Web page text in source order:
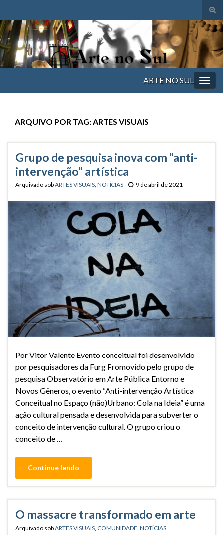
de
Search for:
ARTE NO SUL
ARQUIVO POR TAG:ARTES VISUAIS
Grupo de pesquisa inova com “anti-
intervenção” artística
Arquivado sobARTES VISUAIS NOTÍCIAS 9 de abril de 2021
Por Vitor Valente Evento conceitual foi desenvolvido
por pesquisadores da Furg Promovido pelo grupo de
pesquisa Observatório em Arte Pública Entorno e
Novos Gêneros, o evento “Anti-intervenção Artística
Conceitual no Espaço (não)Urbano: Cola na Ideia” é uma
ação cultural pensada e desenvolvida para subverter o
conceito de intervenção cultural. O grupo criou o
conceito de …
Continue lendo
O massacre transformado em arte
Arquivado sobARTES VISUAIS, COMUNIDADE, NOTÍCIAS